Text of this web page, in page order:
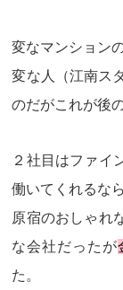
変なマンション
変な人（江南ス
のだがこれが後
２社目はファイ
働いてくれるな
原宿のおしゃれ
な会社だったが
た。